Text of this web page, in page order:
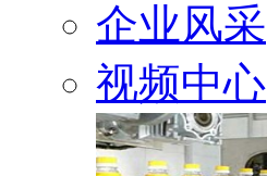
企业风采
视频中心